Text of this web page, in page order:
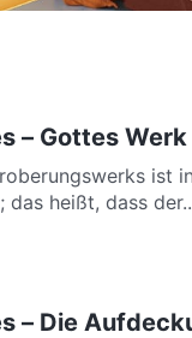
– Gottes
ist
heißt, dass
– Die